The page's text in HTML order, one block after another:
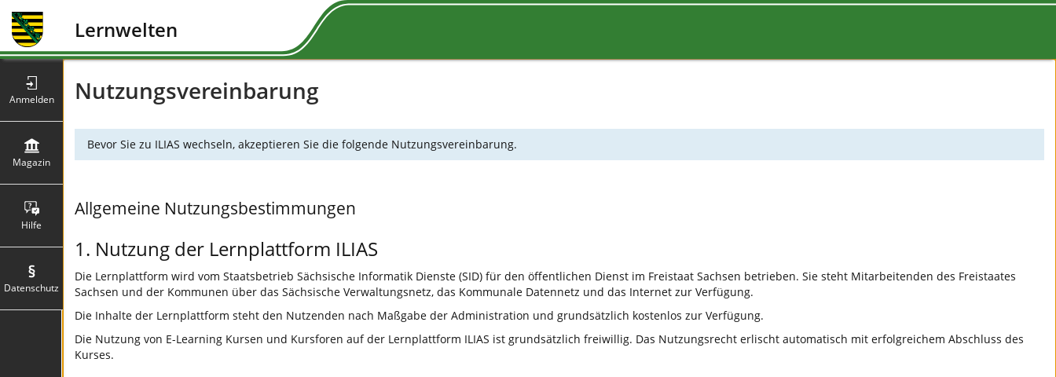
Lernwelten
Anmelden
Magazin
Hilfe
Datenschutz
Nutzungsvereinbarung
Bevor Sie zu ILIAS wechseln, akzeptieren Sie die folgende Nutzungsvereinbarung.
Allgemeine Nutzungsbestimmungen
1. Nutzung der Lernplattform ILIAS
Die Lernplattform wird vom Staatsbetrieb Sächsische Informatik Dienste (SID) für den öffentlichen Dienst im Freistaat Sachsen betrieben. Sie steht Mitarbeitenden des Freistaates
Sachsen und der Kommunen über das Sächsische Verwaltungsnetz, das Kommunale Datennetz und das Internet zur Verfügung.
Die Inhalte der Lernplattform steht den Nutzenden nach Maßgabe der Administration und grundsätzlich kostenlos zur Verfügung.
Die Nutzung von E-Learning Kursen und Kursforen auf der Lernplattform ILIAS ist grundsätzlich freiwillig. Das Nutzungsrecht erlischt automatisch mit erfolgreichem Abschluss des
Kurses.